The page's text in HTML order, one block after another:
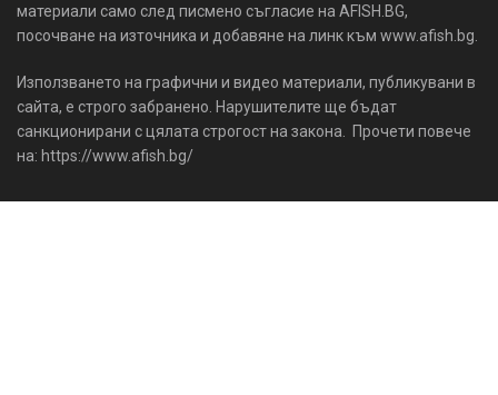
материали само след писмено съгласие на AFISH.BG,
посочване на източника и добавяне на линк към www.afish.bg.
Използването на графични и видео материали, публикувани в
сайта, е строго забранено. Нарушителите ще бъдат
санкционирани с цялата строгост на закона. Прочети повече
на: https://www.afish.bg/